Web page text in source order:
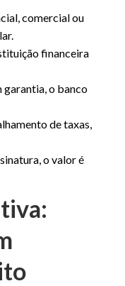
comercial ou
financeira
garantia, o banco
de taxas,
o valor é